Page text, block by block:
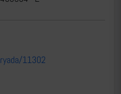
11302